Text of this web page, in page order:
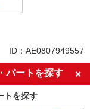
与あり
ID：AE0807949557
パートを探す
トを探す